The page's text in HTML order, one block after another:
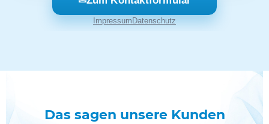
Das sagen unsere Kunden